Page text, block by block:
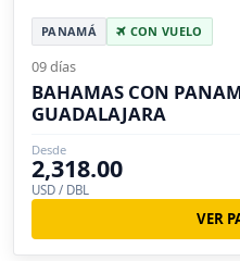
PANAMÁ CON VUELO
09 días
BAHAMAS CON
GUADALAJARA
Desde
2,318.00
USD / DBL
VER